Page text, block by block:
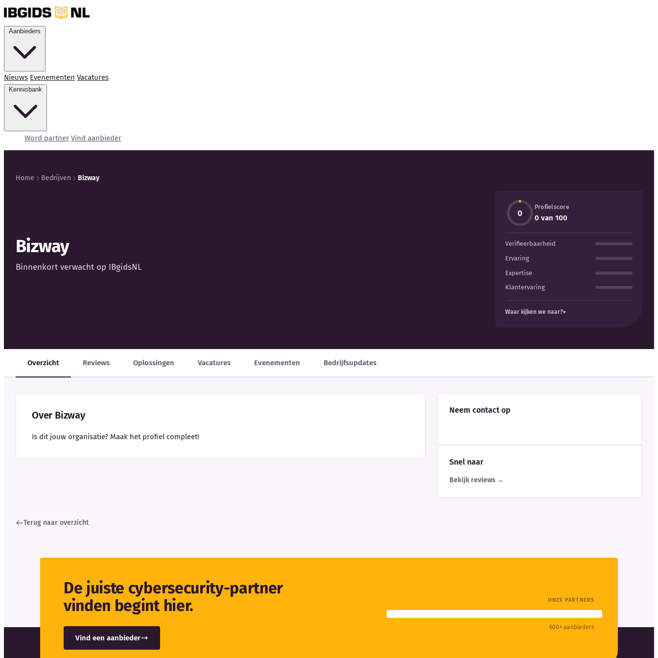
Nieuws Evenementen Vacatures
Word partner Vind aanbieder
Home Bedrijven Bizway
Bizway
Binnenkort verwacht op IBgidsNL
0
Profielscore
0 van 100
Verifieerbaarheid
Ervaring
Expertise
Klantervaring
Waar kijken we naar?
Overzicht Reviews Oplossingen Vacatures Evenementen Bedrijfsupdates
Over Bizway
Is dit jouw organisatie? Maak het profiel compleet!
Neem contact op
Snel naar
Bekijk reviews →
Terug naar overzicht
De juiste cybersecurity-partner
vinden begint hier.
Vind een aanbieder
ONZE PARTNERS
600+ aanbieders